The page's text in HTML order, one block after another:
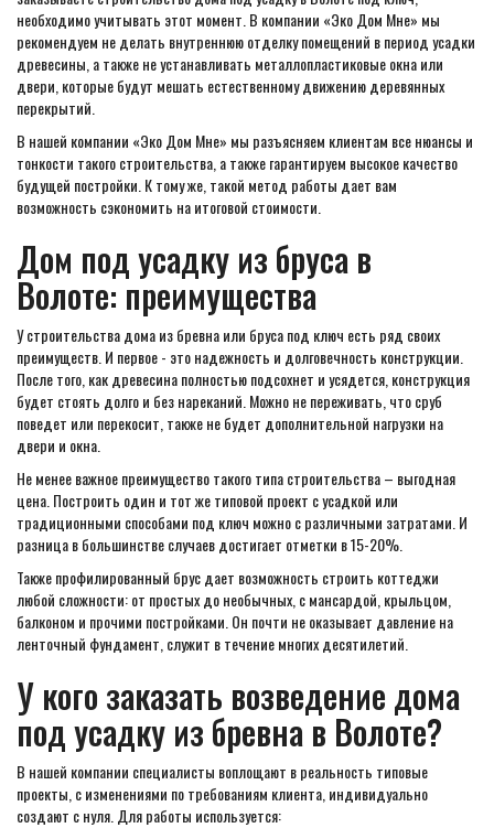
необходимо учитывать этот момент. В компании «Эко Дом Мне» мы
рекомендуем не делать внутреннюю отделку помещений в период усадки
древесины, а также не устанавливать металлопластиковые окна или
двери, которые будут мешать естественному движению деревянных
перекрытий.
В нашей компании «Эко Дом Мне» мы разъясняем клиентам все нюансы и
тонкости такого строительства, а также гарантируем высокое качество
будущей постройки. К тому же, такой метод работы дает вам
возможность сэкономить на итоговой стоимости.
Дом под усадку из бруса в
Волоте: преимущества
У строительства дома из бревна или бруса под ключ есть ряд своих
преимуществ. И первое - это надежность и долговечность конструкции.
После того, как древесина полностью подсохнет и усядется, конструкция
будет стоять долго и без нареканий. Можно не переживать, что сруб
поведет или перекосит, также не будет дополнительной нагрузки на
двери и окна.
Не менее важное преимущество такого типа строительства – выгодная
цена. Построить один и тот же типовой проект с усадкой или
традиционными способами под ключ можно с различными затратами. И
разница в большинстве случаев достигает отметки в 15-20%.
Также профилированный брус дает возможность строить коттеджи
любой сложности: от простых до необычных, с мансардой, крыльцом,
балконом и прочими постройками. Он почти не оказывает давление на
ленточный фундамент, служит в течение многих десятилетий.
У кого заказать возведение дома
под усадку из бревна в Волоте?
В нашей компании специалисты воплощают в реальность типовые
проекты, с изменениями по требованиям клиента, индивидуально
создают с нуля. Для работы используется: